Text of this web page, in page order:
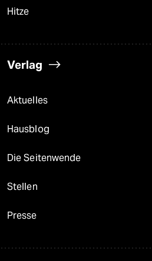
Hitze
Verlag
Aktuelles
Hausblog
Die Seitenwende
Stellen
Presse